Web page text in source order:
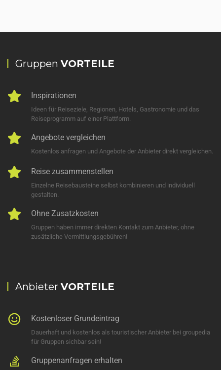
Gruppen VORTEILE
Inspirationen
Ideen für Reiseziele, Regionen, Hotels, Gastronomie und das
Reiseprogramm auf einer Plattform.
Angebote vergleichen
Kostenlos anfragen und Angebote der Anbieter direkt vergleichen.
Reise zusammenstellen
Einzelne Reisebausteine selbst kombinieren und individuell
gestalten.
Ohne Zusatzkosten
Gruppen haben immer direkten Kontakt zum Anbieter, ohne
zusätzliche Vermittlungsgebühren!
Anbieter VORTEILE
Kostenloser Grundeintrag
Dauerhaft und kostenlos als touristischer Anbieter bei groupedia
für Gruppen sichbar sein!
Gruppenanfragen erhalten